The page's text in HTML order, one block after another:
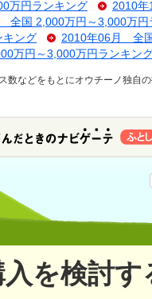
万円ランキング
2010
全国 2,000万円～3,000万円
ング
2010年06月 全
万円～3,000万円ランキン
などをもとにオウチーノ独自
を検討